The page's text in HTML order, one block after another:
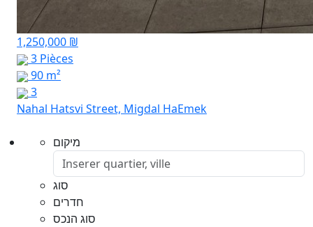
1,250,000 ₪
3 Pièces
90 m²
3
Nahal Hatsvi Street, Migdal HaEmek
מיקום
סוג
חדרים
סוג הנכס